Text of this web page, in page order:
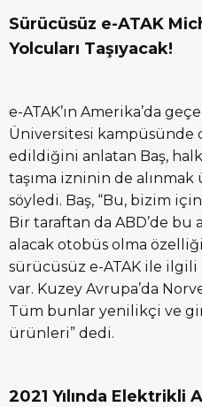
Sürücüsüz e-ATAK
Yolcuları Taşıyacak!
e-ATAK’ın Amerika’da
Üniversitesi kampüsünde
edildiğini anlatan Baş,
taşıma izninin de
söyledi. Baş, “Bu, bizim
Bir taraftan da ABD’de bu
alacak otobüs olma
sürücüsüz e-ATAK ile
var. Kuzey Avrupa’da
Tüm bunlar yenilikçi ve
ürünleri” dedi.
2021 Yılında Elektrikli